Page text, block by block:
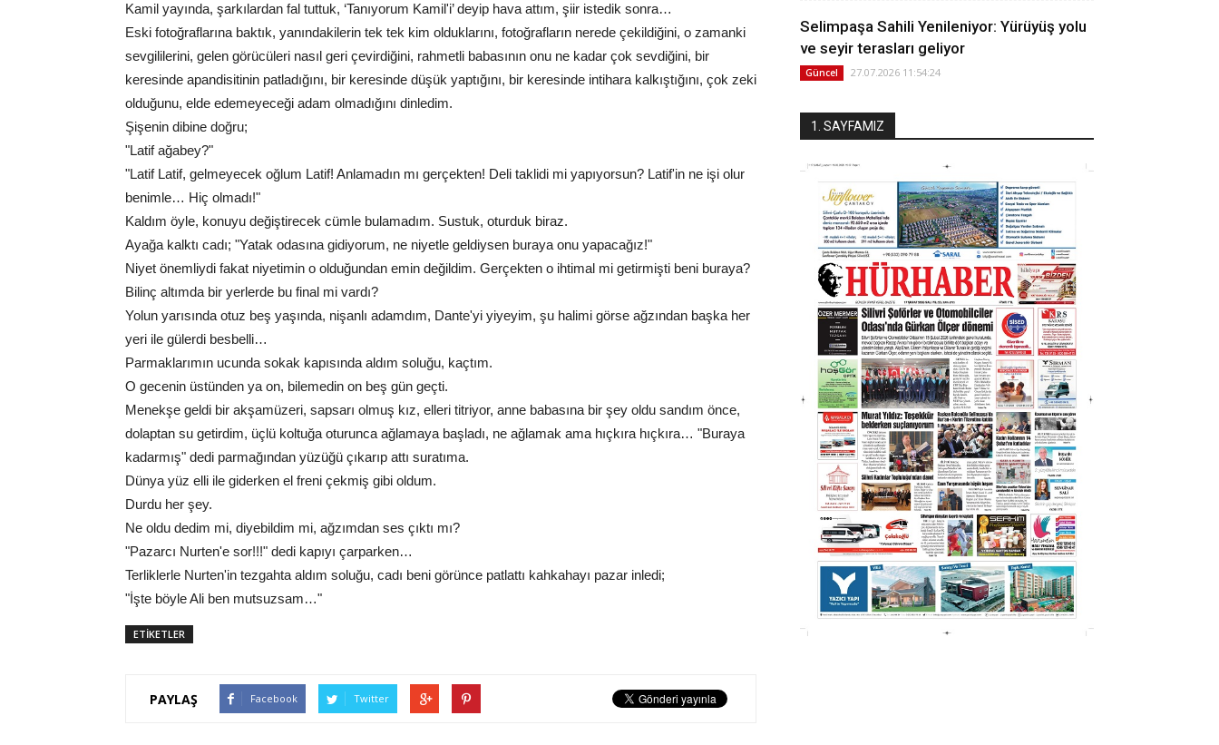
Kamil yayında, şarkılardan fal tuttuk, ‘Tanıyorum Kamil'i’ deyip hava attım, şiir istedik sonra…
Eski fotoğraflarına baktık, yanındakilerin tek tek kim olduklarını, fotoğrafların nerede çekildiğini, o zamanki
sevgililerini, gelen görücüleri nasıl geri çevirdiğini, rahmetli babasının onu ne kadar çok sevdiğini, bir
keresinde apandisitinin patladığını, bir keresinde düşük yaptığını, bir keresinde intihara kalkıştığını, çok zeki
olduğunu, elde edemeyeceği adam olmadığını dinledim.
Şişenin dibine doğru;
"Latif ağabey?"
"Latif Latif, gelmeyecek oğlum Latif! Anlamadın mı gerçekten! Deli taklidi mi yapıyorsun? Latif'in ne işi olur
benimle… Hiç olmadı!"
Kaldım öyle, konuyu değiştirecek cümle bulamadım. Sustuk, oturduk biraz.
Ayağa kalktı cadı; "Yatak odasına gidiyorum, ne niyetle geldiysen buraya onu yapacağız!"
Niyet önemliydi fakat niyetimin o olduğundan emin değildim. Gerçekten o ihtimal mi getirmişti beni buraya?
Bilinç altımda bir yerlerde bu final mi vardı?
Yolun yarısında otuz beş yaşında, nişanlı adamdım, Dante'yi yiyeyim, şu halimi görse ağzından başka her
yeri ile gülerdi besbelli…
Parmaklarımın ucunda sokak kapısında aldım soluğu, kaçtım.
O gecenin üstünden ya on, bilemedin on beş gün geçti.
Menekşe geldi bir akşamüzeri, sapsarı olmuş kız, elleri titriyor, anne babasına bir şey oldu sandım önce,
dolaptan su getirdim, üçlü koltuğa oturunca ağlamaya başladı, ne ağlamak ama hıçkıra hıçkıra… "Buraya
kadarmış" dedi parmağından yüzüğü çıkarıp attı suratıma.
Dünya yüz elli ile giderken el freni çekmiş gibi oldum.
Durdu her şey.
Ne oldu dedim mi, diyebildim mi, ağzımdan ses çıktı mı?
"Pazarcı Nurten'e sor!!!" dedi kapıyı çarparken…
Terliklerle Nurten'in tezgahta aldım soluğu, cadı beni görünce patlattı kahkahayı pazar inledi;
"İşte böyle Ali ben mutsuzsam…"
ETİKETLER
PAYLAŞ Facebook Twitter
Selimpaşa Sahili Yenileniyor: Yürüyüş yolu
ve seyir terasları geliyor
Güncel 27.07.2026 11:54:24
1. SAYFAMIZ